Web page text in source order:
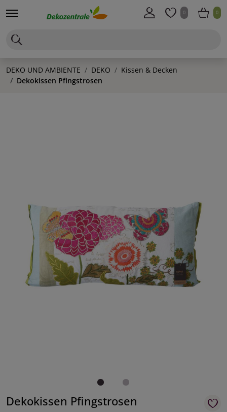
0 0
DEKO UND AMBIENTE DEKO
Kissen & Decken
Dekokissen Pfingstrosen
Dekokissen Pfingstrosen